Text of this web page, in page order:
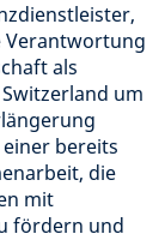
Verantwortung
als
um
bereits
die
mit
fördern und